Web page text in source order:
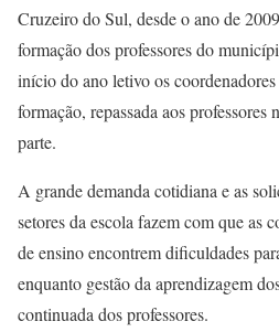
Cruzeiro do Sul, desde o ano de
formação dos professores do
início do ano letivo os
formação, repassada aos
parte.
A grande demanda cotidiana e as
setores da escola fazem com que as
de ensino encontrem dificuldades
enquanto gestão da aprendizagem
continuada dos professores.